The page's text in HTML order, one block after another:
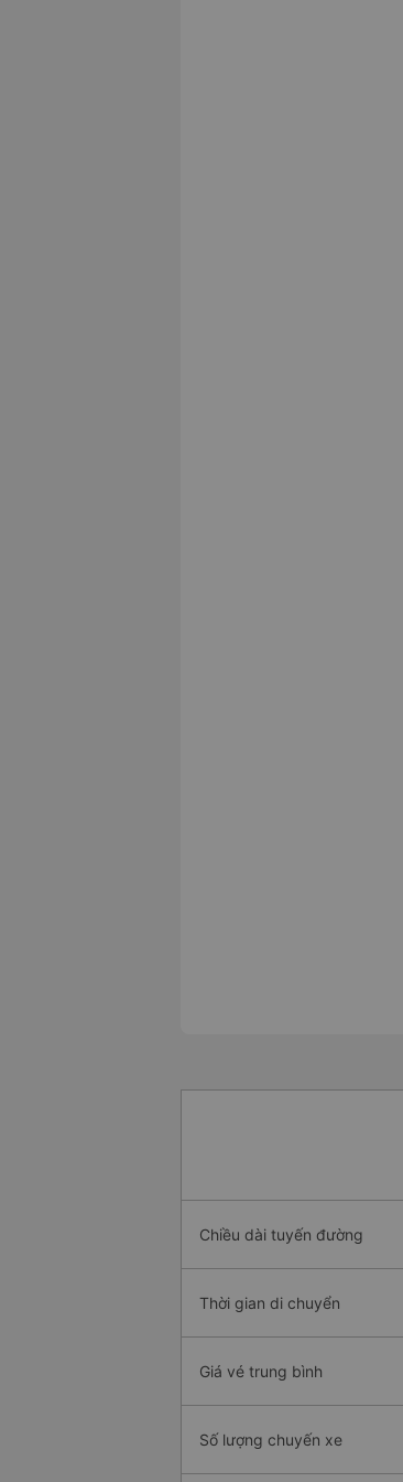
Chiều dài tuyến đường
Thời gian di chuyển
Giá vé trung bình
Số lượng chuyến xe